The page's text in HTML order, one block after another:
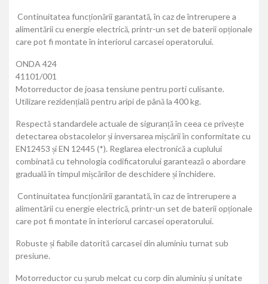
Continuitatea funcționării garantată, în caz de întrerupere a
alimentării cu energie electrică, printr-un set de baterii opționale
care pot fi montate în interiorul carcasei operatorului.
ONDA 424
41101/001
Motorreductor de joasa tensiune pentru porti culisante.
Utilizare rezidențială pentru aripi de până la 400 kg.
Respectă standardele actuale de siguranță în ceea ce privește
detectarea obstacolelor și inversarea mișcării în conformitate cu
EN12453 și EN 12445 (*). Reglarea electronică a cuplului
combinată cu tehnologia codificatorului garantează o abordare
graduală în timpul mișcărilor de deschidere și închidere.
Continuitatea funcționării garantată, în caz de întrerupere a
alimentării cu energie electrică, printr-un set de baterii opționale
care pot fi montate în interiorul carcasei operatorului.
Robuste și fiabile datorită carcasei din aluminiu turnat sub
presiune.
Motorreductor cu șurub melcat cu corp din aluminiu și unitate